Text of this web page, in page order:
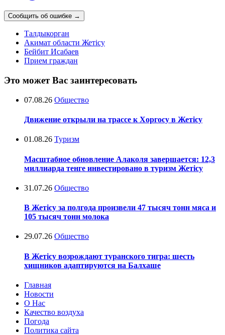
Сообщить об ошибке →
Талдыкорган
Акимат области Жетісу
Бейбит Исабаев
Прием граждан
Это может Вас заинтересовать
07.08.26 Общество
Движение открыли на трассе к Хоргосу в Жетісу
01.08.26 Туризм
Масштабное обновление Алаколя завершается: 12,3
миллиарда тенге инвестировано в туризм Жетісу
31.07.26 Общество
В Жетісу за полгода произвели 47 тысяч тонн мяса и
105 тысяч тонн молока
29.07.26 Общество
В Жетісу возрождают туранского тигра: шесть
хищников адаптируются на Балхаше
Главная
Новости
О Нас
Качество воздуха
Погода
Политика сайта